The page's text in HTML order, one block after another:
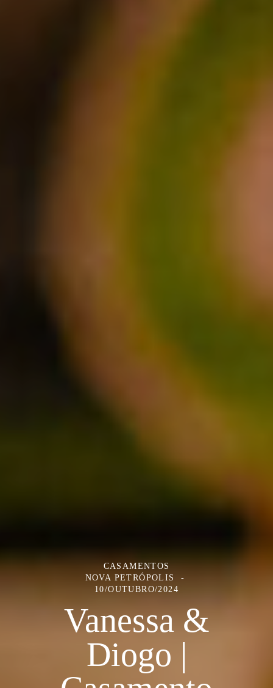
CASAMENTOS
NOVA PETRÓPOLIS
10/OUTUBRO/2024
Vanessa &
Diogo |